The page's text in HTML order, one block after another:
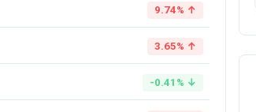
9.74% ↑
3.65% ↑
-0.41% ↓